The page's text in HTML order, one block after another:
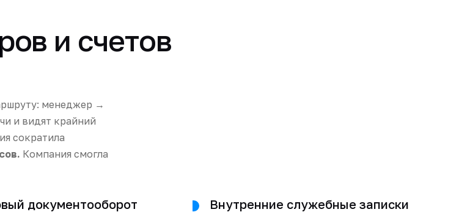
и счетов
менеджер →
и видят крайний
сократила
Компания смогла
документооборот Внутренние служебные записки